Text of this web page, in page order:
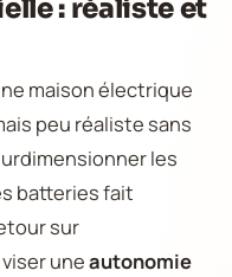
: réaliste et
maison électrique
peu réaliste sans
les
batteries fait
sur
uneautonomie